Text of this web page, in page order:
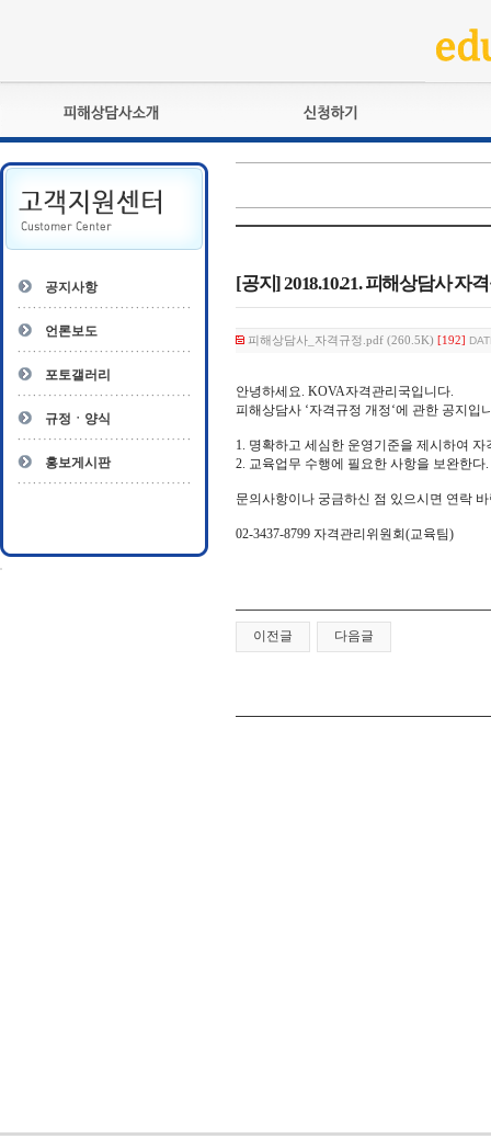
피해상담사란?
자격관리규정
상담사 자격증 확인
- 피해상담사 1급
- 전문수련감독자
- 전문수련기관
교육훈련
자격복원
공지사항
언론보도
포토갤러리
규정ㆍ양식
홍보게시판
[공지] 2018.10.21. 피해상담사 자
피해상담사_자격규정.pdf (260.5K) [192]
안녕하세요. KOVA자격관리국입니다.
피해상담사 ‘자격규정 개정‘에 관한 공지입
1. 명확하고 세심한 운영기준을 제시하여
2. 교육업무 수행에 필요한 사항을 보완한다.
문의사항이나 궁금하신 점 있으시면 연락
02-3437-8799 자격관리위원회(교육팀)
이전글 다음글